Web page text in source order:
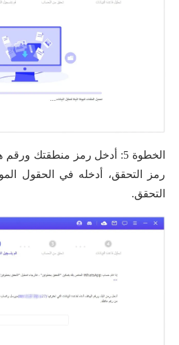
الخطوة 5: أدخل رمز منطقتك
رمز التحقق، أدخله في الحقول
التحقق.